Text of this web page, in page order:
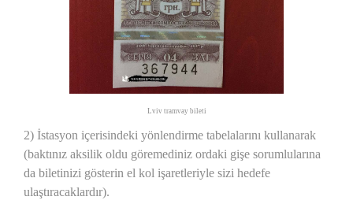
Lviv tramvay bileti
2) İstasyon içerisindeki yönlendirme tabelalarını kullanarak
(baktınız aksilik oldu göremediniz ordaki gişe sorumlularına
da biletinizi gösterin el kol işaretleriyle sizi hedefe
ulaştıracaklardır).